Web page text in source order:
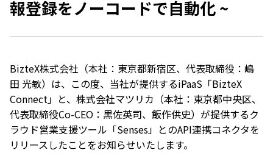
報登録をノーコードで自動化 ~
BizteX株式会社（本社：東京都新宿区、代表取締役：嶋
田 光敏）は、この度、当社が提供するiPaaS「BizteX
Connect」と、株式会社マツリカ（本社：東京都中央区、
代表取締役Co-CEO：​​黒佐英司、飯作供史）が提供するク
ラウド営業支援ツール「Senses」とのAPI連携コネクタを
リリースしたことをお知らせいたします。